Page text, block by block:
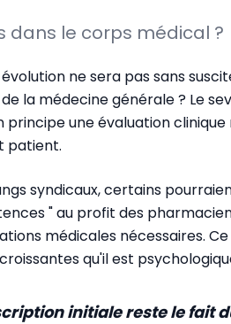
dans le corps médical ?
ne sera pas sans
la médecine générale ? Le
principe une évaluation
patient.
syndicaux, certains
" au profit des
médicales nécessaires.
qu'il est
initiale reste le fait